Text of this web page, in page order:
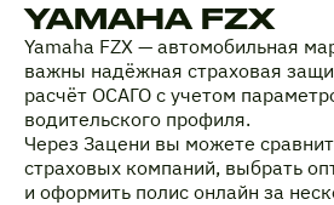
YAMAHA FZX
Yamaha FZX — автомобильная
важны надёжная страховая
расчёт ОСАГО с учетом
водительского профиля.
Через Зацени вы можете
страховых компаний, выбрать
и оформить полис онлайн за